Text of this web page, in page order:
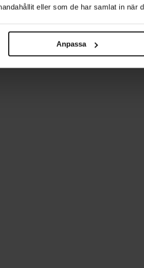
eller som de har samlat in när
Anpassa